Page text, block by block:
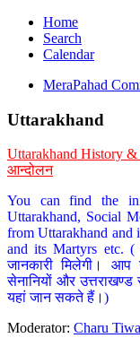
Home
Search
Calendar
MeraPahad
Uttarakhand
Uttarakhand History &
आन्दोलन
You can find the
Uttarakhand, Social
from Uttarakhand and
and its Martyrs etc. (
जानकारी मिलेगी। आप
सेनानियों और उत्तराखण्ड
यहां जान सकते हैं।)
Moderator: Charu